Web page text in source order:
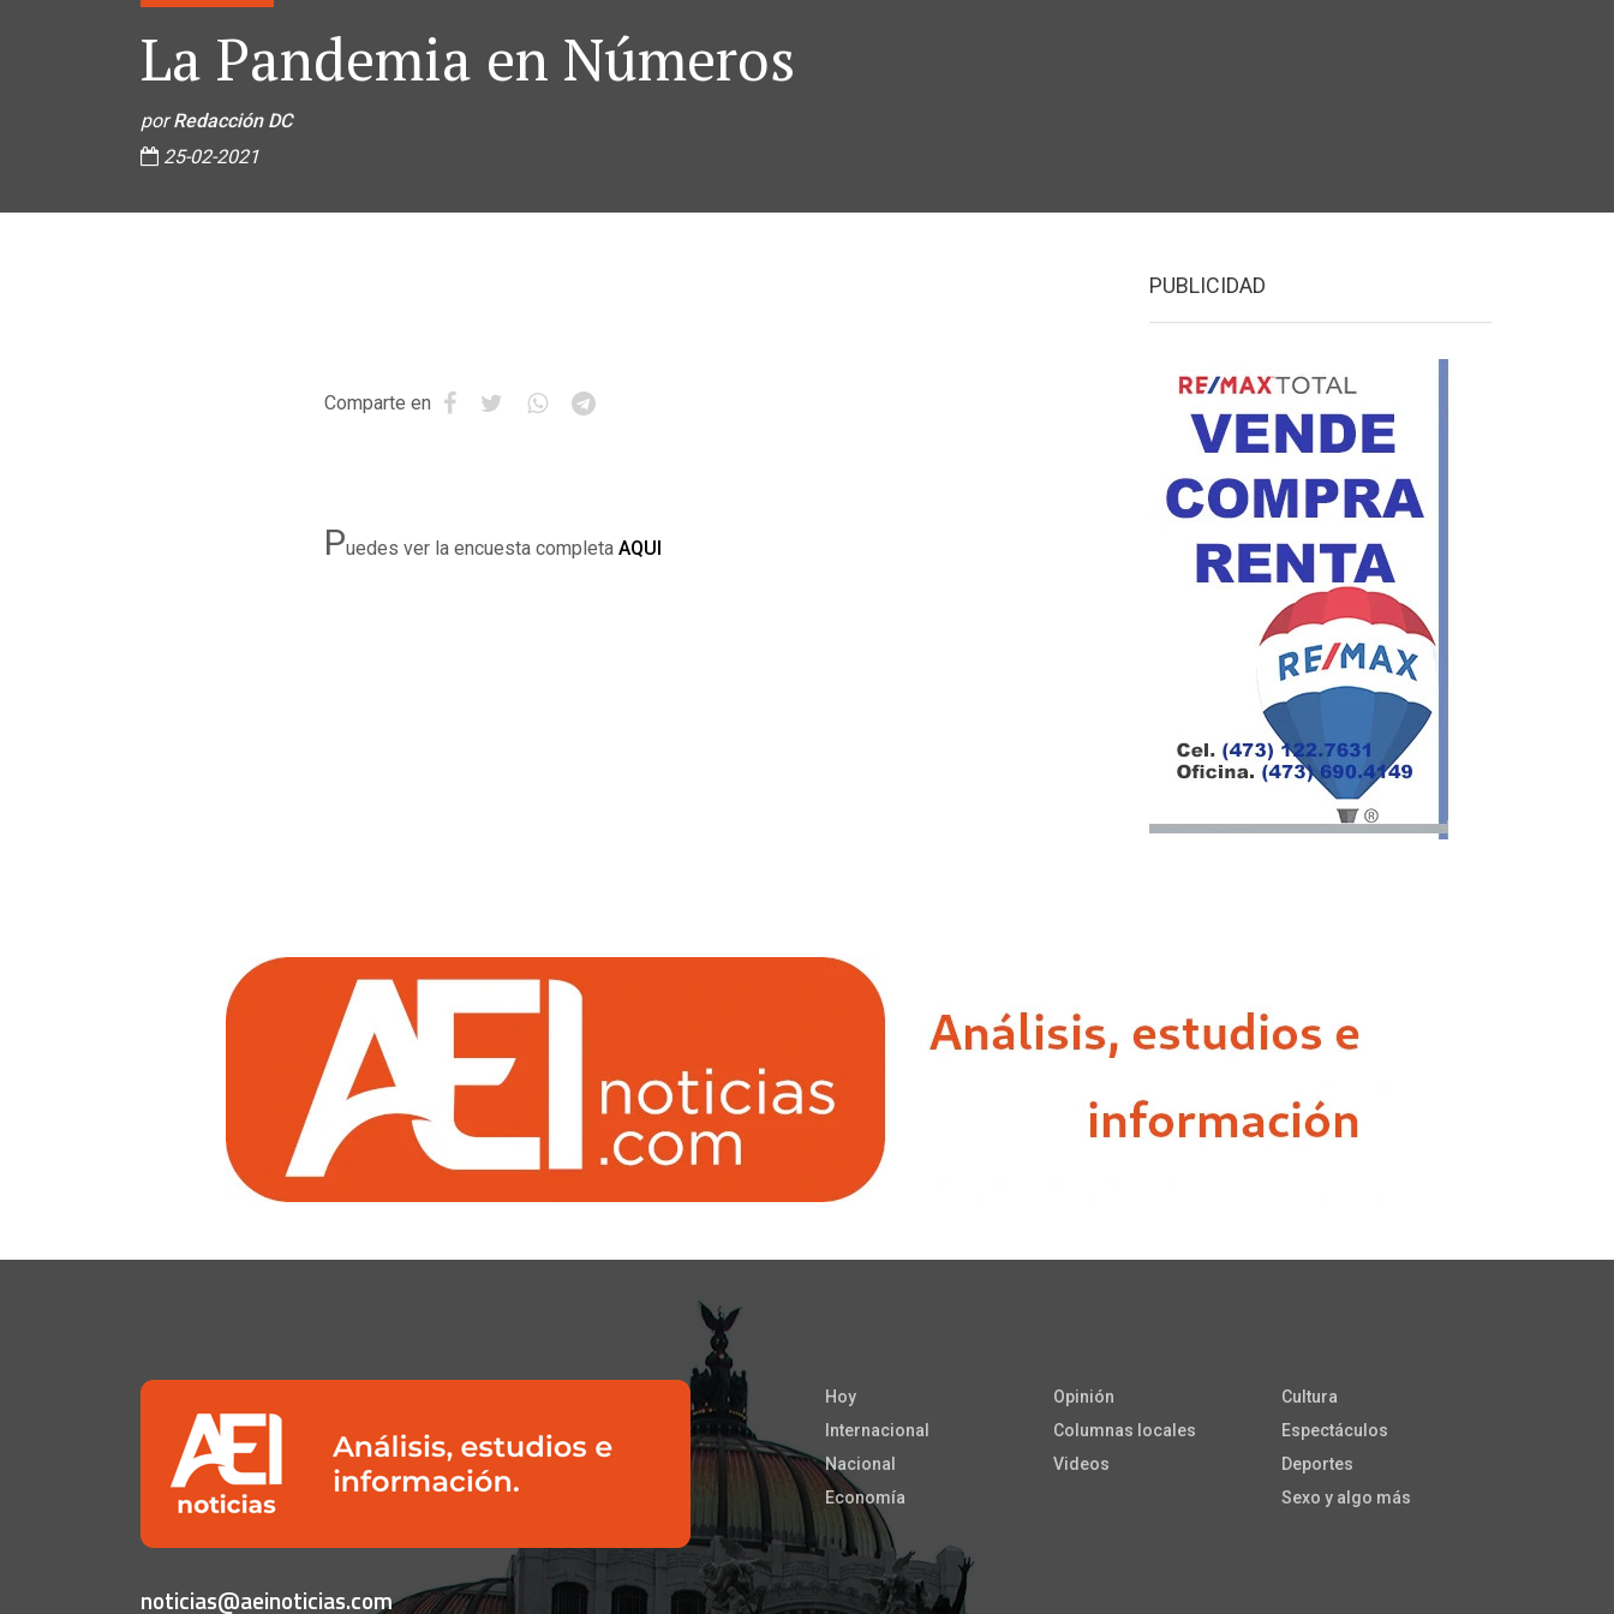
La Pandemia en Números
porRedacción DC
25-02-2021
Comparte en
Puedes ver la encuesta completa AQUI
PUBLICIDAD
noticias@aeinoticias.com
Hoy
Internacional
Nacional
Economía
Opinión
Columnas locales
Videos
Cultura
Espectáculos
Deportes
Sexo y algo más